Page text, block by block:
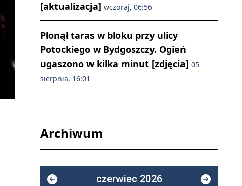
[aktualizacja] wczoraj, 06:56
Płonął taras w bloku przy ulicy
Potockiego w Bydgoszczy. Ogień
ugaszono w kilka minut [zdjęcia] 05
sierpnia, 16:01
Archiwum
czerwiec 2026